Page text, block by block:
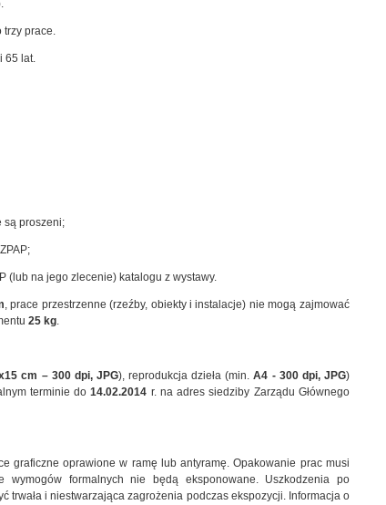
trzy prace.
65 lat.
są proszeni;
(lub na jego zlecenie) katalogu z wystawy.
, prace przestrzenne (rzeźby, obiekty i instalacje) nie mogą zajmować
25 kg.
cm – 300 dpi, JPG), reprodukcja dzieła (min.A4 - 300 dpi, JPG)
terminie do14.02.2014 r. na adres siedziby Zarządu Głównego
graficzne oprawione w ramę lub antyramę. Opakowanie prac musi
wymogów formalnych nie będą eksponowane. Uszkodzenia po
i niestwarzająca zagrożenia podczas ekspozycji. Informacja o